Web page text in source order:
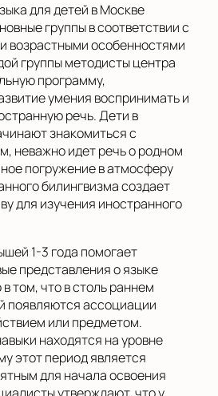
для детей в Москве
группы в соответствии с
возрастными особенностями
группы методисты центра
программу,
умения воспринимать и
речь. Дети в
знакомиться с
неважно идет речь о родном
погружение в атмосферу
билингвизма создает
для изучения иностранного
1-3 года помогает
представления о языке
том, что в столь раннем
появляются ассоциации
или предметом.
находятся на уровне
этот период является
для начала освоения